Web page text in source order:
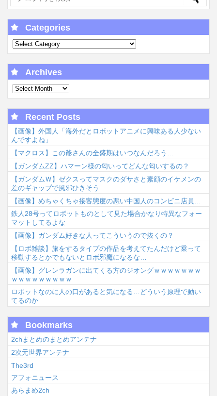
Categories
Archives
Recent Posts
【画像】外国人「海外だとロボットアニメに興味ある人少ない
んですよね」
【マクロス】この爺さんの全盛期はいつなんだろう…
【ガンダムΖΖ】ハマーン様の匂いってどんな匂いするの？
【ガンダムＷ】ゼクスってマスクのダサさと素顔のイケメンの
差のギャップで風邪ひきそう
【画像】めちゃくちゃ接客態度の悪い中国人のコンビニ店員…
鉄人28号ってロボットものとして見た場合かなり特異なフォー
マットしてるよな
【画像】ガンダム好きな人ってこういうので抜くの？
【ロボ雑談】旅をするタイプの作品を考えてたんだけど乗って
移動するとかでもないとロボ邪魔になるな…
【画像】グレンラガンに出てくる方のジオングｗｗｗｗｗｗｗ
ｗｗｗｗｗｗｗｗｗ
ロボットなのに人の口があると気になる…どういう原理で動い
てるのか
Bookmarks
2chまとめのまとめアンテナ
2次元世界アンテナ
The3rd
アフォニュース
あらまめ2ch